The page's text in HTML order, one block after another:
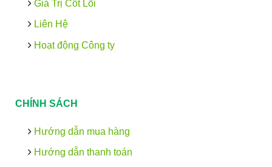
Giá Trị Cốt Lõi
Liên Hệ
Hoạt động Công ty
CHÍNH SÁCH
Hướng dẫn mua hàng
Hướng dẫn thanh toán